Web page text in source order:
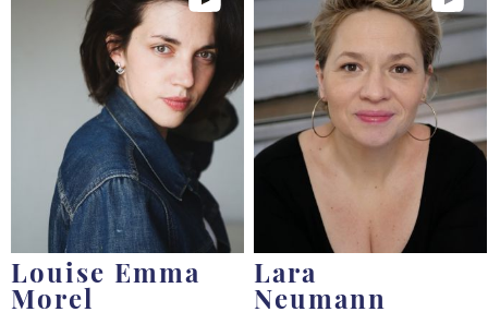
Louise Emma
Morel
Lara
Neumann